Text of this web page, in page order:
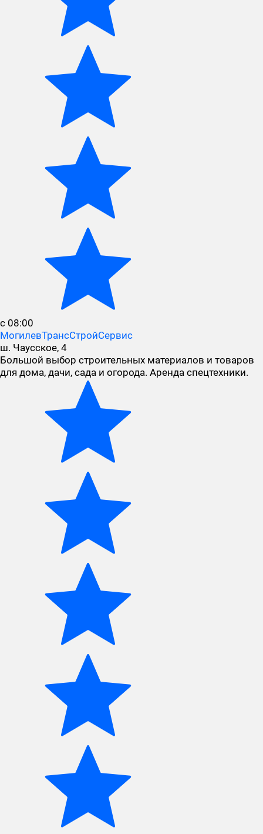
с 08:00
МогилевТрансСтройСервис
ш. Чаусское, 4
Большой выбор строительных материалов и товаров
для дома, дачи, сада и огорода. Аренда спецтехники.